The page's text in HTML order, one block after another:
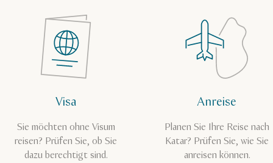
Visa
Sie möchten ohne Visum
reisen? Prüfen Sie, ob Sie
dazu berechtigt sind.
Anreise
Planen Sie Ihre Reise nach
Katar? Prüfen Sie, wie Sie
anreisen können.